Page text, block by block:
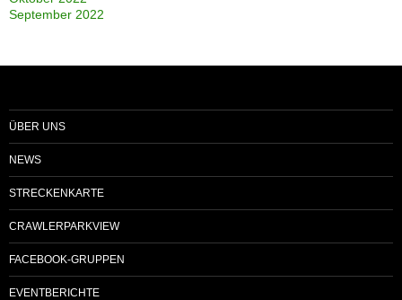
September 2022
ÜBER UNS
NEWS
STRECKENKARTE
CRAWLERPARKVIEW
FACEBOOK-GRUPPEN
EVENTBERICHTE